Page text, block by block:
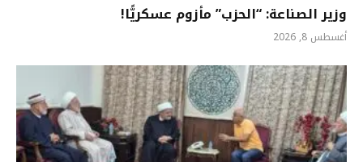
وزير الصناعة: “الحزب” مأزوم عسكريًّا!
أغسطس 8, 2026